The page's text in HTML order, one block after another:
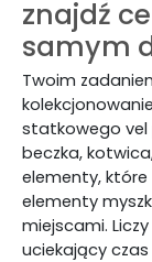
znajdź
samym
Twoim
statkowego vel
beczka,
elementy, które
elementy
miejscami.
uciekający